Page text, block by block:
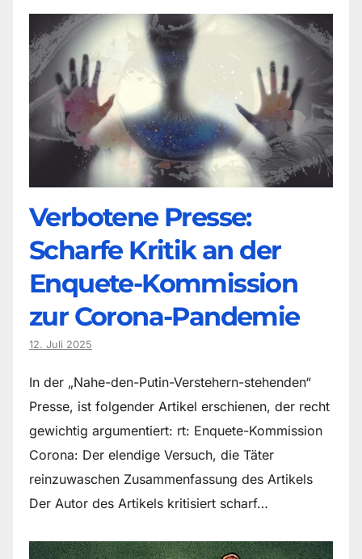
Verbotene Presse:
Scharfe Kritik an der
Enquete-Kommission
zur Corona-Pandemie
12. Juli 2025
In der „Nahe-den-Putin-Verstehern-stehenden“
Presse, ist folgender Artikel erschienen, der recht
gewichtig argumentiert: rt: Enquete-Kommission
Corona: Der elendige Versuch, die Täter
reinzuwaschen Zusammenfassung des Artikels
Der Autor des Artikels kritisiert scharf…